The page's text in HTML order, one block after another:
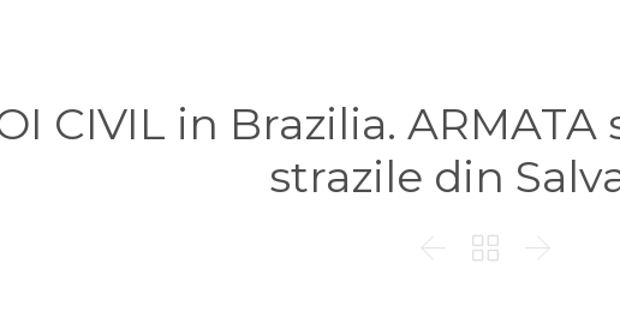
CIVIL in Brazilia.
strazile din
  